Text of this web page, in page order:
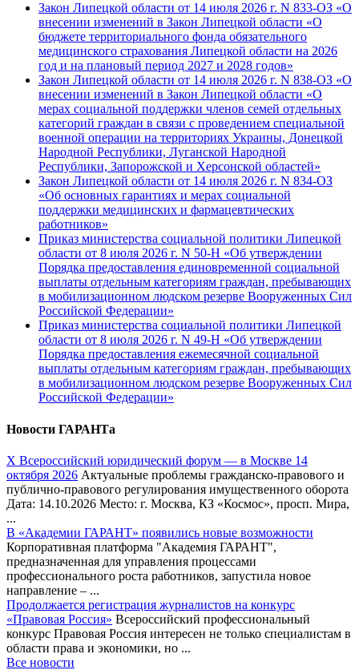
Закон Липецкой области от 14 июля 2026 г. N 833-ОЗ «О
внесении изменений в Закон Липецкой области «О
бюджете территориального фонда обязательного
медицинского страхования Липецкой области на 2026
год и на плановый период 2027 и 2028 годов»
Закон Липецкой области от 14 июля 2026 г. N 838-ОЗ «О
внесении изменений в Закон Липецкой области «О
мерах социальной поддержки членов семей отдельных
категорий граждан в связи с проведением специальной
военной операции на территориях Украины, Донецкой
Народной Республики, Луганской Народной
Республики, Запорожской и Херсонской областей»
Закон Липецкой области от 14 июля 2026 г. N 834-ОЗ
«Об основных гарантиях и мерах социальной
поддержки медицинских и фармацевтических
работников»
Приказ министерства социальной политики Липецкой
области от 8 июля 2026 г. N 50-Н «Об утверждении
Порядка предоставления единовременной социальной
выплаты отдельным категориям граждан, пребывающих
в мобилизационном людском резерве Вооруженных Сил
Российской Федерации»
Приказ министерства социальной политики Липецкой
области от 8 июля 2026 г. N 49-Н «Об утверждении
Порядка предоставления ежемесячной социальной
выплаты отдельным категориям граждан, пребывающих
в мобилизационном людском резерве Вооруженных Сил
Российской Федерации»
Новости ГАРАНТа
Х Всероссийский юридический форум — в Москве 14
октября 2026 Актуальные проблемы гражданско-правового и
публично-правового регулирования имущественного оборота
Дата: 14.10.2026 Место: г. Москва, КЗ «Космос», просп. Мира,
...
В «Академии ГАРАНТ» появились новые возможности
Корпоративная платформа "Академия ГАРАНТ",
предназначенная для управления процессами
профессионального роста работников, запустила новое
направление – ...
Продолжается регистрация журналистов на конкурс
«Правовая Россия» Всероссийский профессиональный
конкурс Правовая Россия интересен не только специалистам в
области права и экономики, но ...
Все новости